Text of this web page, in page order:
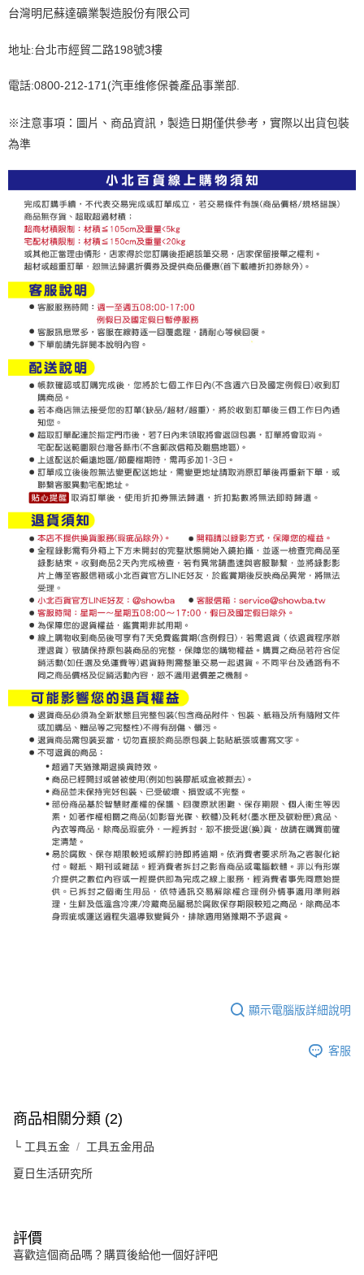
台灣明尼蘇達礦業製造股份有限公司
地址:台北市經貿二路198號3樓
電話:0800-212-171(汽車维修保養產品事業部.
※注意事項：圖片、商品資訊，製造日期僅供參考，實際以出貨包裝
為準
顯示電腦版詳細說明
客服
商品相關分類 (2)
└ 工具五金 工具五金用品
夏日生活研究所
評價
喜歡這個商品嗎？購買後給他一個好評吧